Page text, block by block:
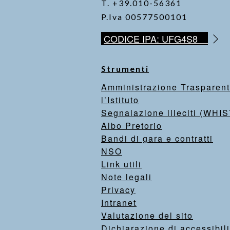
T. +39.010-56361
P.Iva 00577500101
CODICE IPA: UFG4S8
Strumenti
Amministrazione
l’Istituto
Segnalazione illeciti
Albo Pretorio
Bandi di gara e contratti
NSO
Link utili
Note legali
Privacy
Intranet
Valutazione del sito